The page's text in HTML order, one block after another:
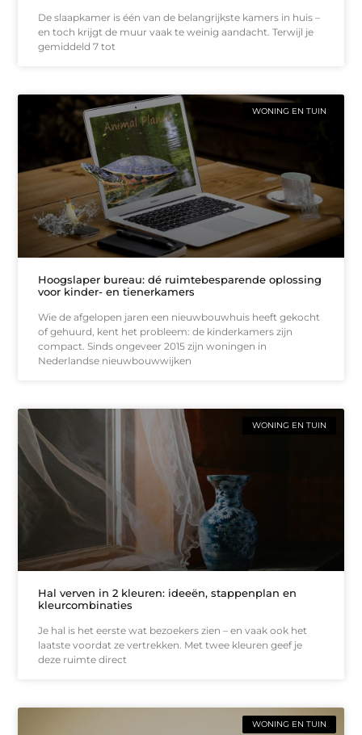
De slaapkamer is één van de belangrijkste kamers in huis –
en toch krijgt de muur vaak te weinig aandacht. Terwijl je
gemiddeld 7 tot
WONING EN TUIN
Hoogslaper bureau: dé ruimtebesparende oplossing
voor kinder- en tienerkamers
Wie de afgelopen jaren een nieuwbouwhuis heeft gekocht
of gehuurd, kent het probleem: de kinderkamers zijn
compact. Sinds ongeveer 2015 zijn woningen in
Nederlandse nieuwbouwwijken
WONING EN TUIN
Hal verven in 2 kleuren: ideeën, stappenplan en
kleurcombinaties
Je hal is het eerste wat bezoekers zien – en vaak ook het
laatste voordat ze vertrekken. Met twee kleuren geef je
deze ruimte direct
WONING EN TUIN